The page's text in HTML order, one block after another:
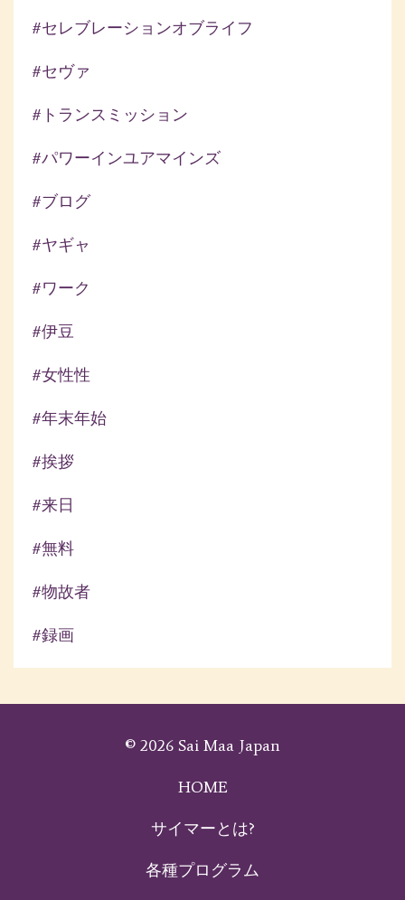
#セレブレーションオブライフ
#セヴァ
#トランスミッション
#パワーインユアマインズ
#ブログ
#ヤギャ
#ワーク
#伊豆
#女性性
#年末年始
#挨拶
#来日
#無料
#物故者
#録画
© 2026 Sai Maa Japan
HOME
サイマーとは?
各種プログラム